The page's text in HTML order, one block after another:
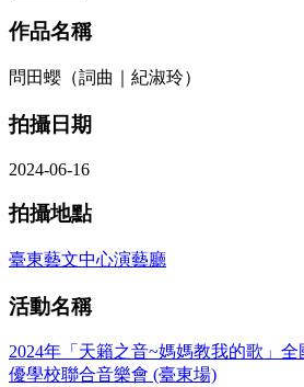
作品名稱
問田蠳（詞曲｜紀淑玲）
拍攝日期
2024-06-16
拍攝地點
臺東藝文中心演藝廳
活動名稱
2024年「天籟之音~媽媽教我的歌」
優學校聯合音樂會 (臺東場)